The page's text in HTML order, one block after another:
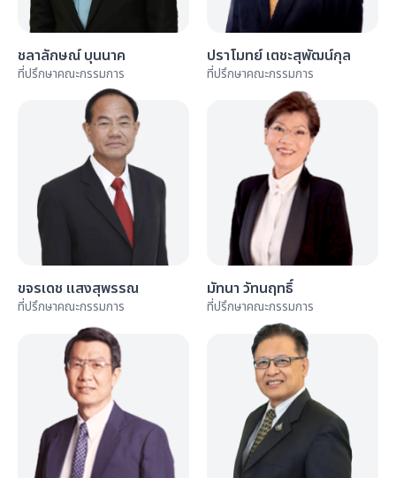
ชลาลักษณ์ บุนนาค
ที่ปรึกษาคณะกรรมการ
ปราโมทย์ เตชะสุพัฒน์กุล
ที่ปรึกษาคณะกรรมการ
ขจรเดช แสงสุพรรณ
ที่ปรึกษาคณะกรรมการ
มัทนา วัทนฤทธิ์
ที่ปรึกษาคณะกรรมการ